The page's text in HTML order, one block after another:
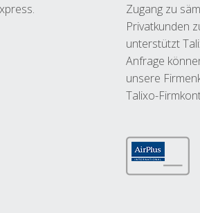
Zugang zu
Privatkunden
unterstützt
Anfrage
unsere
Talixo-